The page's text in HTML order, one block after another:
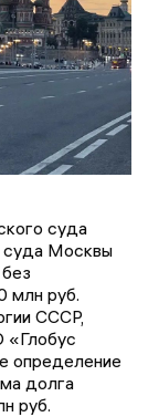
суда
суда Москвы
млн руб.
СССР,
«Глобус
определение
долга
руб.